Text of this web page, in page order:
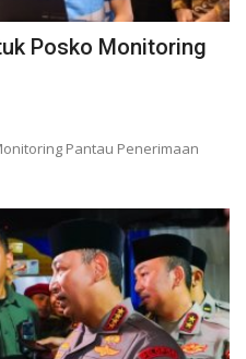
Posko Monitoring
Pantau Penerimaan